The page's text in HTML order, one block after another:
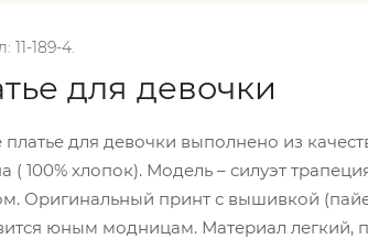
11-189-4.
для девочки
платье для девочки выполнено из
( 100% хлопок). Модель – силуэт
Оригинальный принт с вышивкой
юным модницам. Материал легкий,